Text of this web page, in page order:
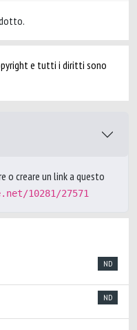
e tutti i diritti sono
o creare un link a questo
10281/27571
ND
ND